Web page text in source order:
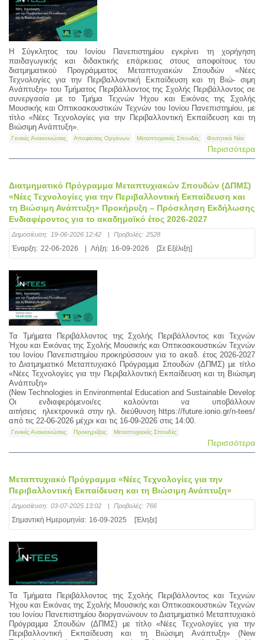
Η Σύγκλητος του Ιονίου Πανεπιστημίου εγκρίνει τη χορήγηση
παιδαγωγικής και διδακτικής επάρκειας στους αποφοίτους του
διατμηματικού Προγράμματος Μεταπτυχιακών Σπουδών «Νέες
Τεχνολογίες για την Περιβαλλοντική Εκπαίδευση και τη Βιώ- σιμη
Ανάπτυξη» του Τμήματος Περιβάλλοντος της Σχολής Περιβάλλοντος σε
συνεργασία με το Τμήμα Τεχνών Ήχου και Εικόνας της Σχολής
Μουσικής και Οπτικοακουστικών Τεχνών του Ιονίου Πανεπιστημίου, με
τίτλο «Νέες Τεχνολογίες για την Περιβαλλοντική Εκπαίδευση και τη
Βιώσιμη Ανάπτυξη».
Γενικές Ανακοινώσεις Αποφάσεις Οργάνων Μεταπτυχιακές Σπουδές Φοιτητικά Νέα
Περισσότερα
Διατμηματικό Πρόγραμμα Μεταπτυχιακών Σπουδών (ΔΠΜΣ)
«Νέες Τεχνολογίες για την Περιβαλλοντική Εκπαίδευση και
τη Βιώσιμη Ανάπτυξη» Προκήρυξη – Πρόσκληση Εκδήλωσης
Ενδιαφέροντος για το ακαδημαϊκό έτος 2026-2027
Δημοσίευση: 19-06-2026 12:42 | Προβολές: 2528
Έναρξη: 22-06-2026 | Λήξη: 16-09-2026 [Σε Εξέλιξη]
Τα Τμήματα Περιβάλλοντος της Σχολής Περιβάλλοντος και Τεχνών
Ήχου και Εικόνας της Σχολής Μουσικής και Οπτικοακουστικών Τεχνών
του Ιονίου Πανεπιστημίου προκηρύσσουν για το ακαδ. έτος 2026-2027
το Διατμηματικό Μεταπτυχιακό Πρόγραμμα Σπουδών (ΔΠΜΣ) με τίτλο
«Νέες Τεχνολογίες για την Περιβαλλοντική Εκπαίδευση και τη Βιώσιμη
Ανάπτυξη»
(New Technologies in Environmental Education and Sustainable
Οι ενδιαφερόμενοι/ες καλούνται να υποβάλλουν
αιτήσεις ηλεκτρονικά στην ηλ. διεύθυνση https://future.ionio.gr/n-tees/
από τις 22-06-2026 μέχρι και τις 16-09-2026 στις 14:00.
Γενικές Ανακοινώσεις Προκηρύξεις Μεταπτυχιακές Σπουδές
Περισσότερα
Μεταπτυχιακό Πρόγραμμα «Νέες Τεχνολογίες για την
Περιβαλλοντική Εκπαίδευση και τη Βιώσιμη Ανάπτυξη»
Δημοσίευση: 03-07-2025 13:02 | Προβολές: 766
Σημαντική Ημερομηνία: 16-09-2025 [Έληξε]
Τα Τμήματα Περιβάλλοντος της Σχολής Περιβάλλοντος και Τεχνών
Ήχου και Εικόνας της Σχολής Μουσικής και Οπτικοακουστικών Τεχνών
του Ιονίου Πανεπιστημίου διοργανώνουν το Διατμηματικό Μεταπτυχιακό
Πρόγραμμα Σπουδών (ΔΠΜΣ) με τίτλο «Νέες Τεχνολογίες για την
Περιβαλλοντική Εκπαίδευση και τη Βιώσιμη Ανάπτυξη» (New